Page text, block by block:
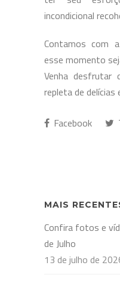
incondicional
Contamos com
esse momento
Venha desfrutar
repleta de delícias
Facebook
MAIS
Confira fotos e
de Julho
13 de julho de